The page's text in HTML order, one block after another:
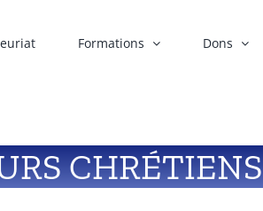
Formations Dons
CHRÉTIENS